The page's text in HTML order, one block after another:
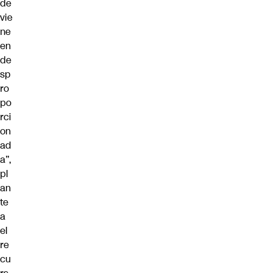
de
vie
ne
en
de
sp
ro
po
rci
on
ad
a”,
pl
an
te
a
el
re
cu